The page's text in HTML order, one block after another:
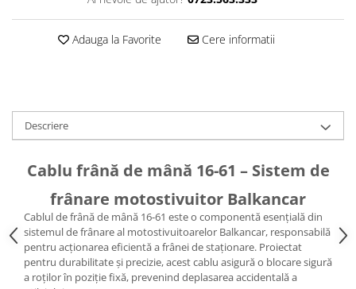
Termostate RăcireAdauga la Favorite Cere informatii
Descriere
Cablu frână de mână 16-61 – Sistem de
frânare motostivuitor Balkancar
Cablul de frână de mână 16-61 este o componentă esențială din
sistemul de frânare al motostivuitoarelor Balkancar, responsabilă
pentru acționarea eficientă a frânei de staționare. Proiectat
pentru durabilitate și precizie, acest cablu asigură o blocare sigură
a roților în poziție fixă, prevenind deplasarea accidentală a